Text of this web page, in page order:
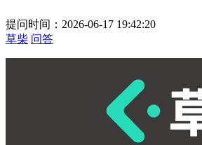
提问时间：2026-06-17 19:42:20
草柴 问答